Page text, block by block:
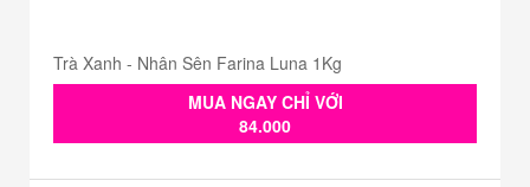
Trà Xanh - Nhân Sên Farina Luna 1Kg
MUA NGAY CHỈ VỚI
84.000